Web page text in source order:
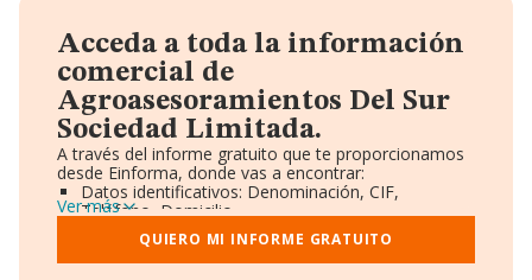
Acceda a toda la información
comercial de
Agroasesoramientos Del Sur
Sociedad Limitada.
A través del informe gratuito que te proporcionamos
desde Einforma, donde vas a encontrar:
Datos identificativos: Denominación, CIF,
Teléfono, Domicilio.
Informe Mercantil Completo (BORME).
Gráficos de Evolución Ventas y Empleados.
Consejo de Administración y Administradores.
Ver más
QUIERO MI INFORME GRATUITO